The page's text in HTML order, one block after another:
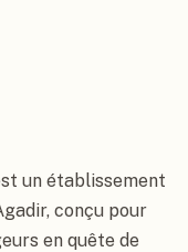
un établissement
conçu pour
en quête de